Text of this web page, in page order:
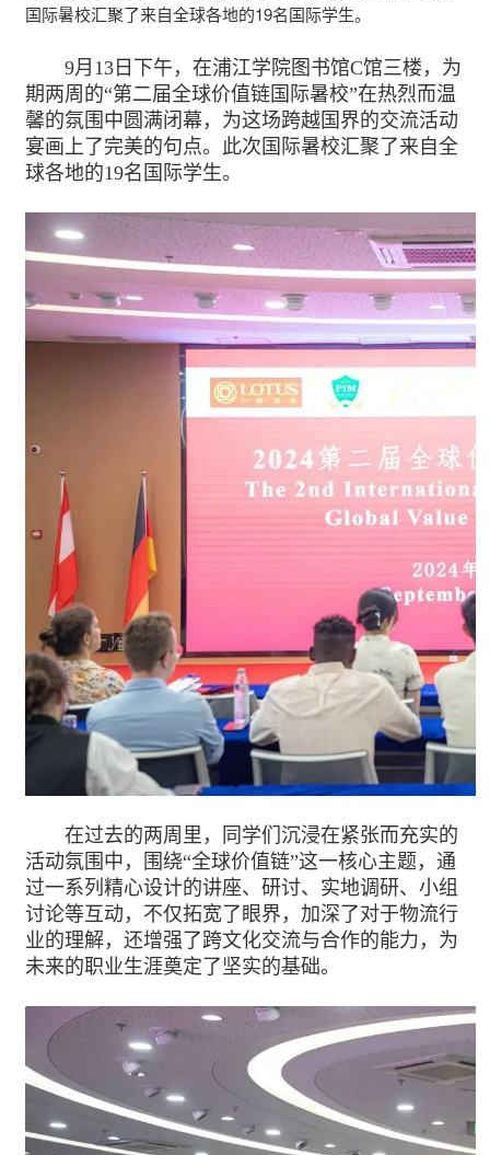
国际暑校汇聚了来自全球各地的19名国际学生。
9月13日下午，在浦江学院图书馆C馆三楼，为
期两周的“第二届全球价值链国际暑校”在热烈而温
馨的氛围中圆满闭幕，为这场跨越国界的交流活动
宴画上了完美的句点。此次国际暑校汇聚了来自全
球各地的19名国际学生。
在过去的两周里，同学们沉浸在紧张而充实的
活动氛围中，围绕“全球价值链”这一核心主题，通
过一系列精心设计的讲座、研讨、实地调研、小组
讨论等互动，不仅拓宽了眼界，加深了对于物流行
业的理解，还增强了跨文化交流与合作的能力，为
未来的职业生涯奠定了坚实的基础。